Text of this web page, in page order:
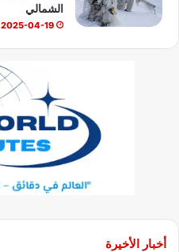
الشمالي
2025-04-19
أخبار الأخيرة